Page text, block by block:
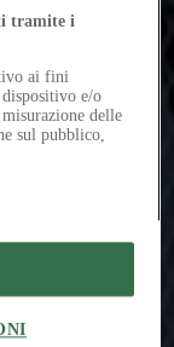
tramite i
ai fini
e/o
delle
sul pubblico,